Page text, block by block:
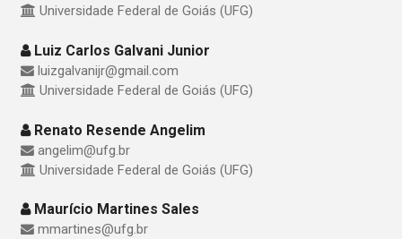
Universidade Federal de Goiás (UFG)
Luiz Carlos Galvani Junior
luizgalvanijr@gmail.com
Universidade Federal de Goiás (UFG)
Renato Resende Angelim
angelim@ufg.br
Universidade Federal de Goiás (UFG)
Maurício Martines Sales
mmartines@ufg.br